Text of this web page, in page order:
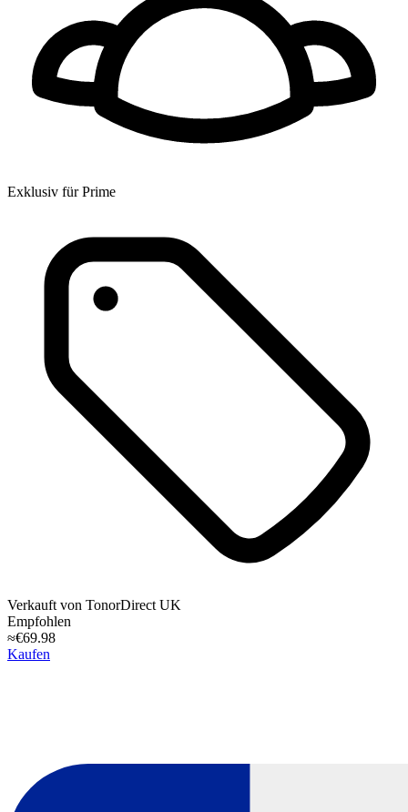
Exklusiv für Prime
Verkauft von TonorDirect UK
Empfohlen
≈€69.98
Kaufen